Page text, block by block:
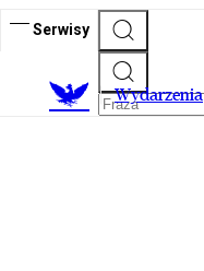
Serwisy
Wydarzenia